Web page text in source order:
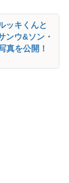
ッキくんと
ンウ&ソン・
真を公開！